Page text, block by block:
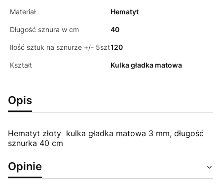
Materiał Hematyt
Długość sznura w cm 40
Ilość sztuk na sznurze +/- 5szt120
Kształt Kulka gładka matowa
Opis
Hematyt złoty kulka gładka matowa 3 mm, długość
sznurka 40 cm
Opinie